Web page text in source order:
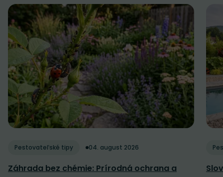
Pestovateľské tipy 04. august 2026
Záhrada bez chémie: Prírodná ochrana a